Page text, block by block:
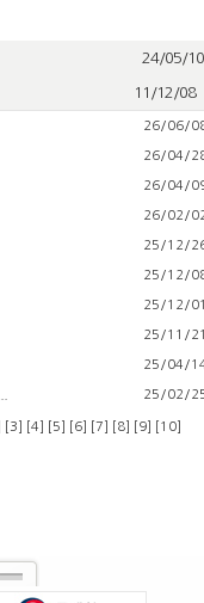
24/05/10
11/12/08
26/06/
26/04/
26/04/
26/02/
25/12/
25/12/
25/12/01
25/11/21
25/04/
25/02/
[3] [4] [5] [6] [7] [8] [9] [10]